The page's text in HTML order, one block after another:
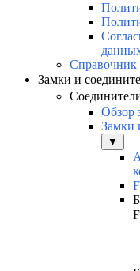
Справочник
Замки и
Обзор
Замки
▼